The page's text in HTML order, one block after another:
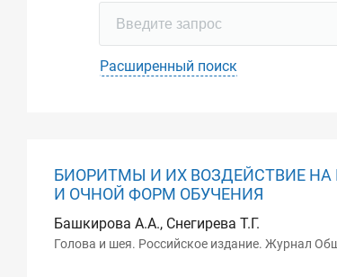
Расширенный поиск
БИОРИТМЫ И ИХ ВОЗДЕЙСТВИЕ
И ОЧНОЙ ФОРМ ОБУЧЕНИЯ
Башкирова А.А., Снегирева Т.Г.
Голова и шея. Российское издание. Журнал